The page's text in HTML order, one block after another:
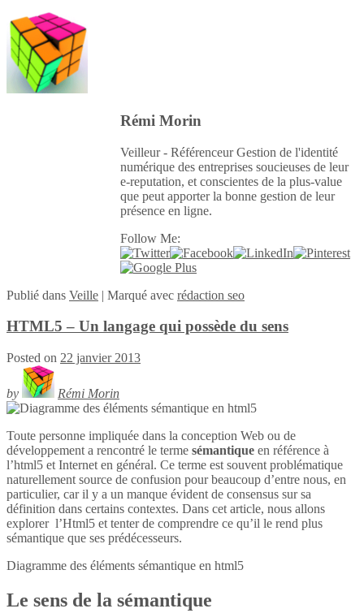
Rémi Morin
Veilleur - Référenceur Gestion de l'identité
numérique des entreprises soucieuses de leur
e-reputation, et conscientes de la plus-value
que peut apporter la bonne gestion de leur
présence en ligne.
Follow Me:
Publié dans Veille | Marqué avec rédaction seo
HTML5 – Un langage qui possède du sens
Posted on 22 janvier 2013
by Rémi Morin
Toute personne impliquée dans la conception Web ou de
développement a rencontré le terme sémantique en référence à
l’html5 et Internet en général. Ce terme est souvent problématique
naturellement source de confusion pour beaucoup d’entre nous, en
particulier, car il y a un manque évident de consensus sur sa
définition dans certains contextes. Dans cet article, nous allons
explorer l’Html5 et tenter de comprendre ce qu’il le rend plus
sémantique que ses prédécesseurs.
Diagramme des éléments sémantique en html5
Le sens de la sémantique